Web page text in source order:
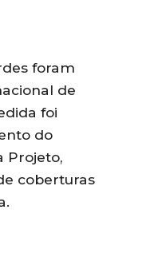
foram
de
foi
do
Projeto,
coberturas